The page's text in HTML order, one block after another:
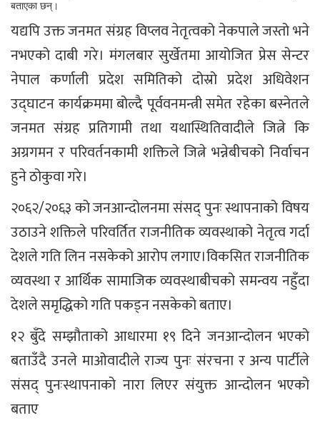
बताएका छन्।
यद्यपि उक्त जनमत संग्रह विप्लव नेतृत्वको नेकपाले जस्तो भने
नभएको दाबी गरे। मंगलबार सुर्खेतमा आयोजित प्रेस सेन्टर
नेपाल कर्णाली प्रदेश समितिको दोस्रो प्रदेश अधिवेशन
उद्घाटन कार्यक्रममा बोल्दै पूर्ववनमन्त्री समेत रहेका बस्नेतले
जनमत संग्रह प्रतिगामी तथा यथास्थितिवादीले जित्ने कि
अग्रगमन र परिवर्तनकामी शक्तिले जित्ने भन्नेबीचको निर्वाचन
हुने ठोकुवा गरे।
२०६२/२०६३ को जनआन्दोलनमा संसद् पुनः स्थापनाको विषय
उठाउने शक्तिले परिवर्तित राजनीतिक व्यवस्थाको नेतृत्व गर्दा
देशले गति लिन नसकेको आरोप लगाए।विकसित राजनीतिक
व्यवस्था र आर्थिक सामाजिक व्यवस्थाबीचको समन्वय नहुँदा
देशले समृद्धिको गति पकड्न नसकेको बताए।
१२ बुँदे सम्झौताको आधारमा १९ दिने जनआन्दोलन भएको
बताउँदै उनले माओवादीले राज्य पुनः संरचना र अन्य पार्टीले
संसद् पुनःस्थापनाको नारा लिएर संयुक्त आन्दोलन भएको
बताए